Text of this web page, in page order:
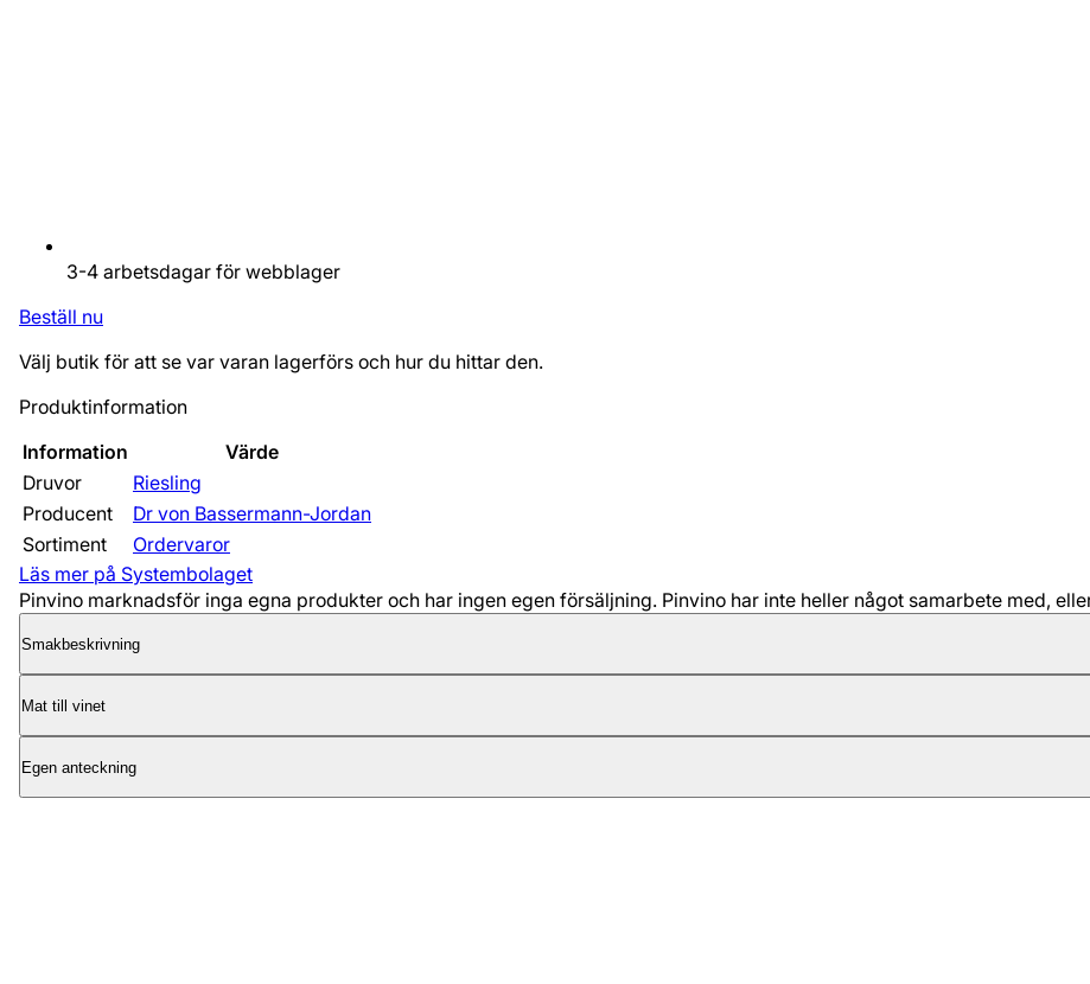
3-4 arbetsdagar för webblager
Beställ nu
Välj butik för att se var varan lagerförs och hur du hittar den.
Produktinformation
Information
Värde
Druvor
Riesling
Producent
Dr von Bassermann-Jordan
Sortiment
Ordervaror
Läs mer på Systembolaget
Pinvino marknadsför inga egna produkter och har ingen egen försäljning. Pinvino har inte heller något samarbete med,
Smakbeskrivning
Mat till vinet
Egen anteckning